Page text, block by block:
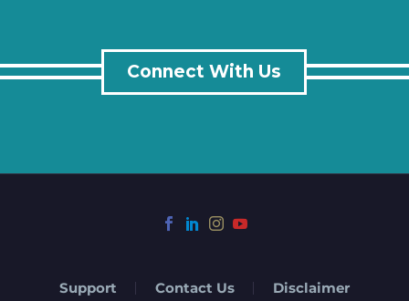
Connect With Us
Support Contact Us Disclaimer